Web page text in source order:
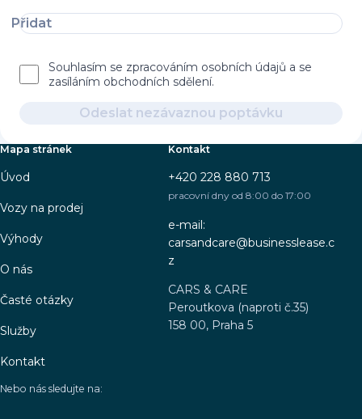
Přidat
Souhlasím se zpracováním osobních údajů a se
zasíláním obchodních sdělení.
Odeslat nezávaznou poptávku
Mapa stránek
Úvod
Vozy na prodej
Výhody
O nás
Časté otázky
Služby
Kontakt
Kontakt
+420 228 880 713
pracovní dny od 8:00 do 17:00
e-mail:
carsandcare@businesslease.c
z
CARS & CARE
Peroutkova (naproti č.35)
158 00, Praha 5
Nebo nás sledujte na: